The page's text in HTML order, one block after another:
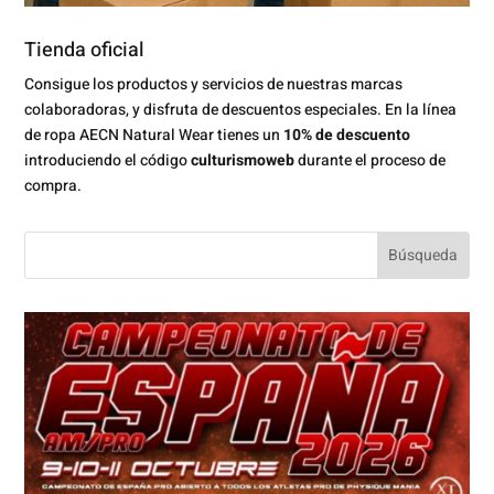
Tienda oficial
Consigue los productos y servicios de nuestras marcas
colaboradoras, y disfruta de descuentos especiales. En la línea
de ropa AECN Natural Wear tienes un 10% de descuento
introduciendo el códigoculturismowebdurante el proceso de
compra.